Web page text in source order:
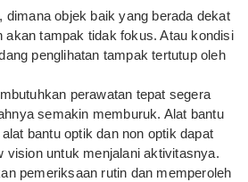
dimana objek baik yang berada dekat
akan tampak tidak fokus. Atau kondisi
penglihatan tampak tertutup oleh
perawatan tepat segera
semakin memburuk. Alat bantu
bantu optik dan non optik dapat
vision untuk menjalani aktivitasnya.
pemeriksaan rutin dan memperoleh